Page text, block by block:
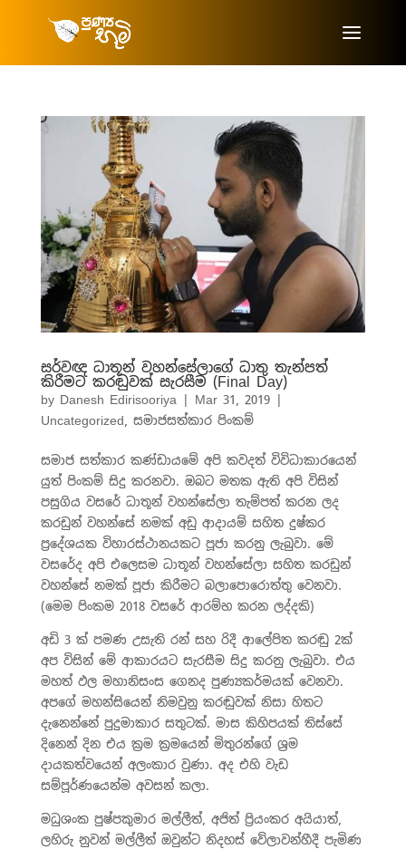
සර්වඥ ධාතූන් වහන්සේලාගේ ධාතු තැන්පත්
කිරීමට කරඬුවක් සැරසීම (Final Day)
by Danesh Edirisooriya| Mar 31, 2019|
Uncategorized, සමාජසත්කාර පිංකම්
සමාජ සත්කාර කණ්ඩායමේ අපි කවදත් විවිධාකාරයෙන්
යුත් පිංකම් සිදු කරනවා. ඔබට මතක ඇති අපි විසින්
පසුගිය වසරේ ධාතූන් වහන්සේලා තැම්පත් කරන ලද
කරඩුන් වහන්සේ නමක් අඩු ආදායම් සහිත දුෂ්කර
ප්‍රදේශයක විහාරස්ථානයකට පූජා කරනු ලැබුවා. මේ
වසරේද අපි එලෙසම ධාතූන් වහන්සේලා සහිත කරඩුන්
වහන්සේ නමක් පූජා කිරීමට බලාපොරොත්තු වෙනවා.
(මෙම පිංකම 2018 වසරේ ආරම්භ කරන ලද්දකි)
අඩි 3 ක් පමණ උසැති රන් සහ රිදී ආලේපිත කරඬු 2ක්
අප විසින් මේ ආකාරයට සැරසීම සිදු කරනු ලැබුවා. එය
මහත් ඵල මහානිසංස ගෙනද පුණ්‍යකර්මයක් වෙනවා.
අපගේ මහන්සියෙන් නිමවුනු කරඬුවක් නිසා හිතට
දැනෙන්නේ පුදුමාකාර සතුටක්. මාස කිහිපයක් තිස්සේ
දිනෙන් දින එය ක්‍රම ක්‍රමයෙන් මිතුරන්ගේ ශ්‍රම
දායකත්වයෙන් අලංකාර වුණා. අද එහි වැඩ
සම්පූර්ණයෙන්ම අවසන් කලා.
මධුශංක පුෂ්පකුමාර මල්ලීත්, අජිත් ප්‍රියංකර අයියාත්,
ලහිරු නුවන් මල්ලීත් ඔවුන්ට නිදහස් වේලාවන්හීදී පැමිණ